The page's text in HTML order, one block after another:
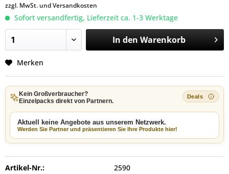
zzgl. MwSt. undVersandkosten
Sofort versandfertig, Lieferzeit ca. 1-3 Werktage
In den Warenkorb
Merken
Kein Großverbraucher?
Einzelpacks direkt von Partnern.
Aktuell keine Angebote aus unserem Netzwerk.
Werden Sie Partner und präsentieren Sie Ihre Produkte hier!
Artikel-Nr.:
2590